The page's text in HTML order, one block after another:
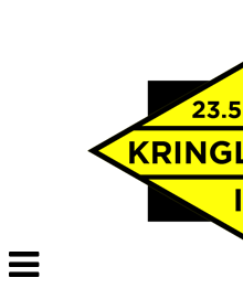
Veksle
navigasjon